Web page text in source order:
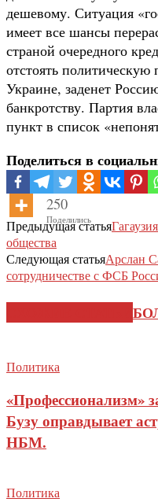
дешевому. Ситуация
имеет все шансы
страной очередного
отстоять
Украине, заденет
банкротству. Партия
пункт в список
Поделиться в
250
Поделились
Предыдущая статья
общества
Следующая статьяАрслан
сотрудничестве с ФСБ
Политика
«Профессионализм»
Бузу оправдывает
НБМ.
Политика